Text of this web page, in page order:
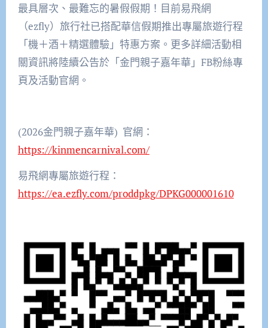
最具層次、最難忘的暑假假期！目前易飛網
（ezfly）旅行社已搭配華信假期推出專屬旅遊行程
「機＋酒＋精選體驗」特惠方案。更多詳細活動相
關資訊將陸續公告於「金門親子嘉年華」FB粉絲專
頁及活動官網。
(2026金門親子嘉年華) 官網：
https://kinmencarnival.com/
易飛網專屬旅遊行程：
https://ea.ezfly.com/proddpkg/DPKG000001610